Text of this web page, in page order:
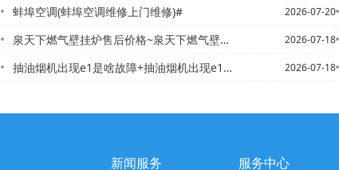
蚌埠空调(蚌埠空调维修上门维修)# 2026-07-20
泉天下燃气壁挂炉售后价格~泉天下燃气壁挂炉售后价格新发布 2026-07-18
抽油烟机出现e1是啥故障+抽油烟机出现e1是啥故障 2026-07-18
新闻服务 服务中心